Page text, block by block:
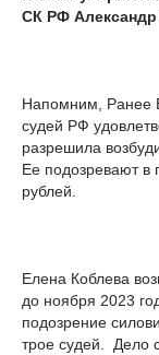
СК РФ
Напомним, Ранее
судей РФ
разрешила
Ее подозревают в
рублей.
Елена Коблева
до ноября 2023
подозрение
трое судей. Дело